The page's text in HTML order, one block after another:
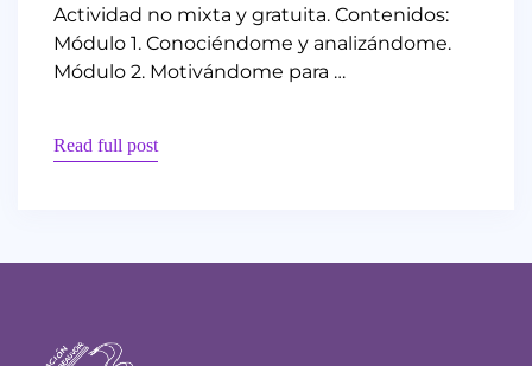
Actividad no mixta y gratuita. Contenidos:
Módulo 1. Conociéndome y analizándome.
Módulo 2. Motivándome para …
Read full post